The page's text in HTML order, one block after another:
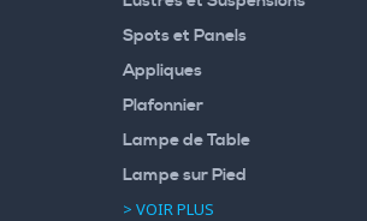
Spots et Panels
Appliques
Plafonnier
Lampe de Table
Lampe sur Pied
> VOIR PLUS